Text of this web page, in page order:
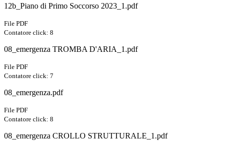
12b_Piano di Primo Soccorso 2023_1.pdf
File PDF
Contatore click: 8
08_emergenza TROMBA D'ARIA_1.pdf
File PDF
Contatore click: 7
08_emergenza.pdf
File PDF
Contatore click: 8
08_emergenza CROLLO STRUTTURALE_1.pdf